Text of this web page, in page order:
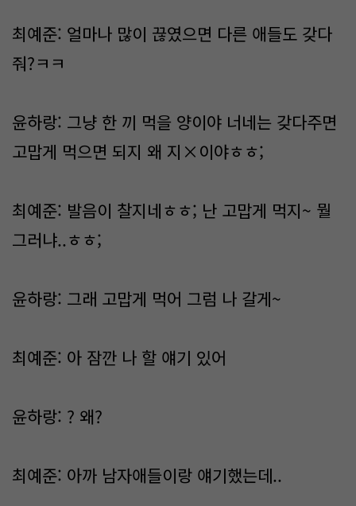
최예준: 얼마나 많이 끊였으면 다른 애들도 갖다
줘?ㅋㅋ
윤하랑: 그냥 한 끼 먹을 양이야 너네는 갖다주면
고맙게 먹으면 되지 왜 지×이야ㅎㅎ;
최예준: 발음이 찰지네ㅎㅎ; 난 고맙게 먹지~ 뭘
그러냐..ㅎㅎ;
윤하랑: 그래 고맙게 먹어 그럼 나 갈게~
최예준: 아 잠깐 나 할 얘기 있어
윤하랑: ? 왜?
최예준: 아까 남자애들이랑 얘기했는데..